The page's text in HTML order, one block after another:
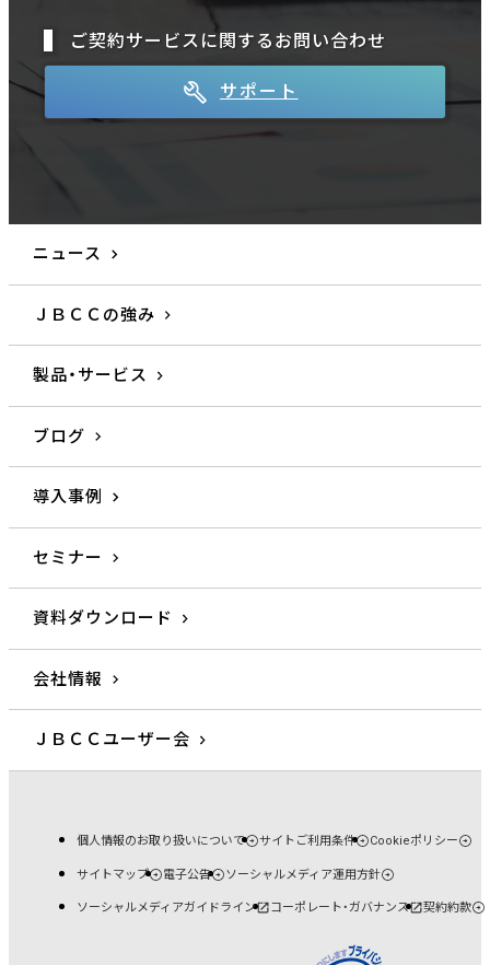
ご契約サービスに関するお問い合わせ
サポート
ニュース
ＪＢＣＣの強み
製品・サービス
ブログ
導入事例
セミナー
資料ダウンロード
会社情報
ＪＢＣＣユーザー会
個人情報のお取り扱いについて サイトご利用条件 Cookieポリシー
サイトマップ 電子公告 ソーシャルメディア運用方針
ソーシャルメディアガイドライン コーポレート・ガバナンス 契約約款